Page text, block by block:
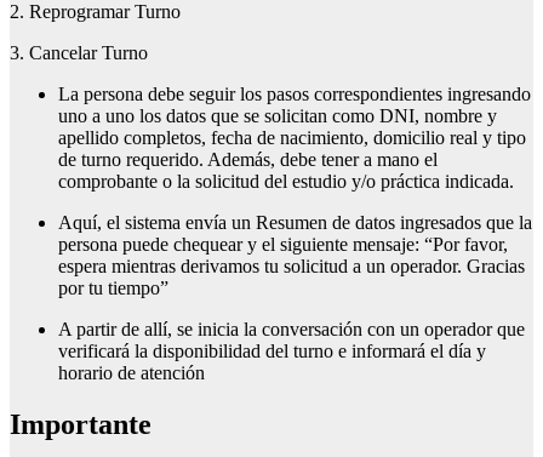
2. Reprogramar Turno
3. Cancelar Turno
La persona debe seguir los pasos correspondientes ingresando
uno a uno los datos que se solicitan como DNI, nombre y
apellido completos, fecha de nacimiento, domicilio real y tipo
de turno requerido. Además, debe tener a mano el
comprobante o la solicitud del estudio y/o práctica indicada.
Aquí, el sistema envía un Resumen de datos ingresados que la
persona puede chequear y el siguiente mensaje: “Por favor,
espera mientras derivamos tu solicitud a un operador. Gracias
por tu tiempo”
A partir de allí, se inicia la conversación con un operador que
verificará la disponibilidad del turno e informará el día y
horario de atención
Importante